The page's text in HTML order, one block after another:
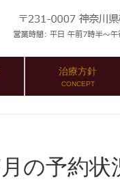
治療方針
CONCEPT